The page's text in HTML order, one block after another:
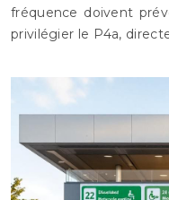
fréquence doivent
privilégier le P4a,